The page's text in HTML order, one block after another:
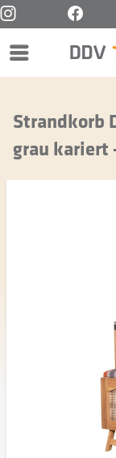
Menü
Strandkorb
grau kariert